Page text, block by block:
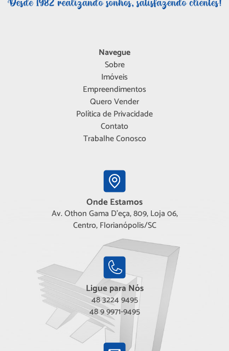
Navegue
Sobre
Imóveis
Empreendimentos
Quero Vender
Política de Privacidade
Contato
Trabalhe Conosco
Onde Estamos
Av. Othon Gama D'eça, 809, Loja 06,
Centro, Florianópolis/SC
Ligue para Nós
48 3224 9495
48 9 9971-9495